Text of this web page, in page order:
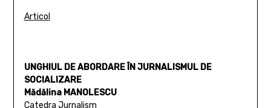
Articol
UNGHIUL DE ABORDARE ÎN JURNALISMUL DE
SOCIALIZARE
Mădălina MANOLESCU
Catedra Jurnalism